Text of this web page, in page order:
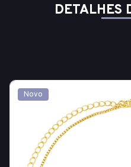
DETALHES
Novo